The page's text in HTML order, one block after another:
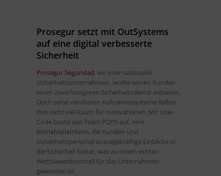
Prosegur setzt mit OutSystems
auf eine digital verbesserte
Sicherheit
Prosegur Seguridad, ein internationales
Sicherheitsunternehmen, wollte seinen Kunden
einen zuverlässigeren Sicherheitsdienst anbieten.
Doch seine veralteten Aufnahmesysteme ließen
ihm nicht viel Raum für Innovationen. Mit Low-
Code baute das Team POPS auf, eine
Betriebsplattform, die Kunden und
Sicherheitspersonal aussagekräftige Einblicke in
die Sicherheit bietet, was zu einem echten
Wettbewerbsvorteil für das Unternehmen
geworden ist.